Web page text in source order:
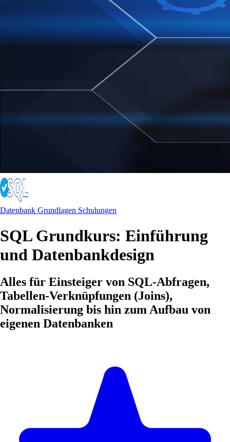
Datenbank Grundlagen Schulungen
SQL Grundkurs: Einführung
und Datenbankdesign
Alles für Einsteiger von SQL-Abfragen,
Tabellen-Verknüpfungen (Joins),
Normalisierung bis hin zum Aufbau von
eigenen Datenbanken